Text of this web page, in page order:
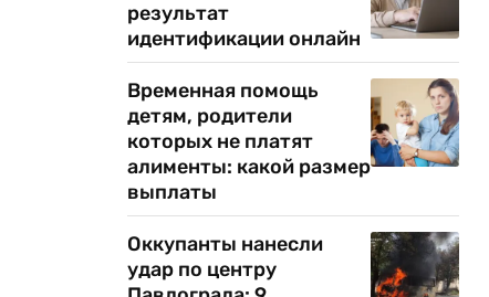
результат
идентификации онлайн
Временная помощь
детям, родители
которых не платят
алименты: какой размер
выплаты
Оккупанты нанесли
удар по центру